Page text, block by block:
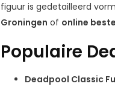
figuur is gedetailleerd
Groningen of online
Populaire
Deadpool Classic